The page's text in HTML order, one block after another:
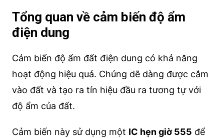
Tổng quan về cảm biến độ ẩm
điện dung
Cảm biến độ ẩm đất điện dung có khả năng
hoạt động hiệu quả. Chúng dễ dàng được cắm
vào đất và tạo ra tín hiệu đầu ra tương tự với
độ ẩm của đất.
Cảm biến này sử dụng một IC hẹn giờ 555 để